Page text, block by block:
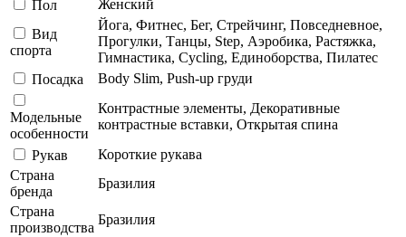
Пол
Женский
Вид
спорта
Йога, Фитнес, Бег, Стрейчинг, Повседневное,
Прогулки, Танцы, Step, Аэробика, Растяжка,
Гимнастика, Сycling, Единоборства, Пилатес
Посадка
Body Slim, Push-up груди
Модельные
особенности
Контрастные элементы, Декоративные
контрастные вставки, Открытая спина
Рукав
Короткие рукава
Страна
бренда
Бразилия
Страна
производства
Бразилия